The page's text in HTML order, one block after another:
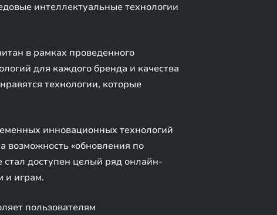
интеллектуальные технологии
в рамках проведенного
для каждого бренда и качества
технологии, которые
инновационных технологий
возможность «обновления по
доступен целый ряд онлайн-
и играм.
пользователям